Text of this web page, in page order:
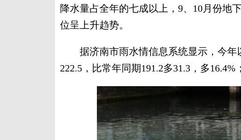
降水量占全年的七成以上，9、10月份地
位呈上升趋势。
据济南市雨水情信息系统显示，今年
222.5，比常年同期191.2多31.3，多16.4%